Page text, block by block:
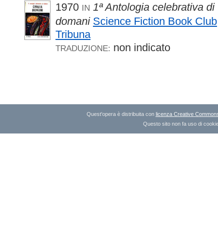
1970 IN 1ª Antologia celebrativa
domani Science Fiction Book Club
Tribuna
TRADUZIONE: non indicato
Quest'opera è distribuita con licenza Creative
Questo sito non fa uso di